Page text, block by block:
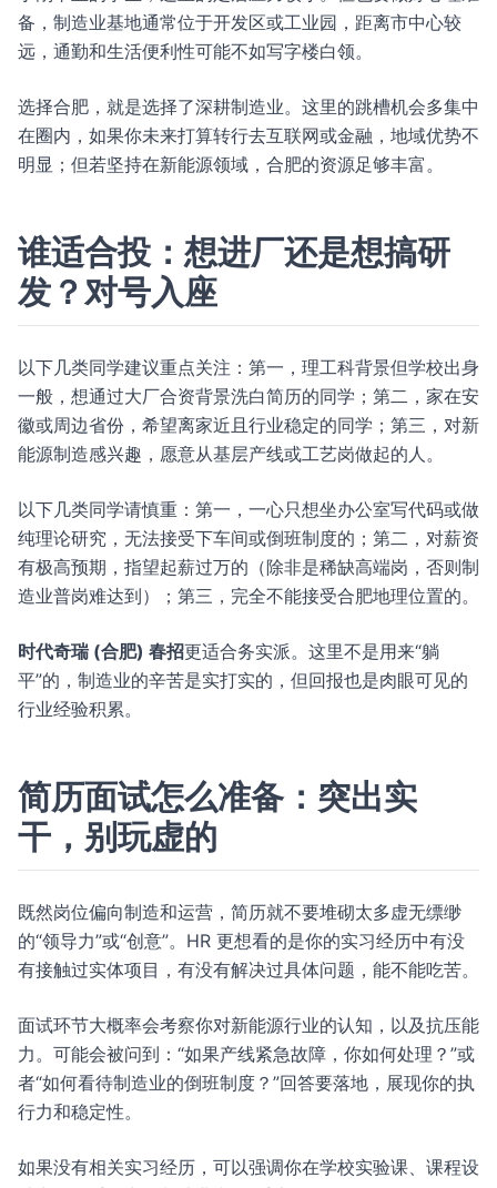
备，制造业基地通常位于开发区或工业园，距离市中心较
远，通勤和生活便利性可能不如写字楼白领。
选择合肥，就是选择了深耕制造业。这里的跳槽机会多集中
在圈内，如果你未来打算转行去互联网或金融，地域优势不
明显；但若坚持在新能源领域，合肥的资源足够丰富。
谁适合投：想进厂还是想搞研
发？对号入座
以下几类同学建议重点关注：第一，理工科背景但学校出身
一般，想通过大厂合资背景洗白简历的同学；第二，家在安
徽或周边省份，希望离家近且行业稳定的同学；第三，对新
能源制造感兴趣，愿意从基层产线或工艺岗做起的人。
以下几类同学请慎重：第一，一心只想坐办公室写代码或做
纯理论研究，无法接受下车间或倒班制度的；第二，对薪资
有极高预期，指望起薪过万的（除非是稀缺高端岗，否则制
造业普岗难达到）；第三，完全不能接受合肥地理位置的。
时代奇瑞 (合肥) 春招更适合务实派。这里不是用来“躺
平”的，制造业的辛苦是实打实的，但回报也是肉眼可见的
行业经验积累。
简历面试怎么准备：突出实
干，别玩虚的
既然岗位偏向制造和运营，简历就不要堆砌太多虚无缥缈
的“领导力”或“创意”。HR 更想看的是你的实习经历中有没
有接触过实体项目，有没有解决过具体问题，能不能吃苦。
面试环节大概率会考察你对新能源行业的认知，以及抗压能
力。可能会被问到：“如果产线紧急故障，你如何处理？”或
者“如何看待制造业的倒班制度？”回答要落地，展现你的执
行力和稳定性。
如果没有相关实习经历，可以强调你在学校实验课、课程设